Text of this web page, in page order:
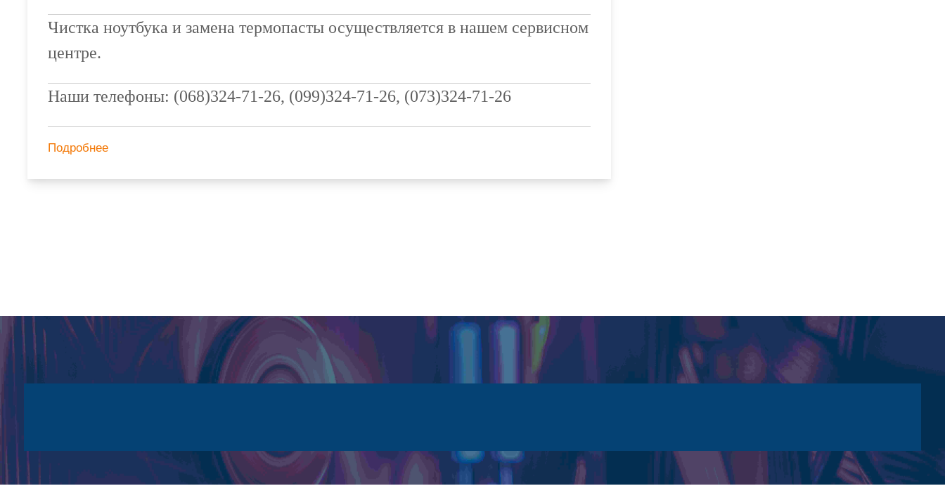
Чистка ноутбука и замена термопасты осуществляется в нашем сервисном
центре.
Наши телефоны: (068)324-71-26, (099)324-71-26, (073)324-71-26
Подробнее